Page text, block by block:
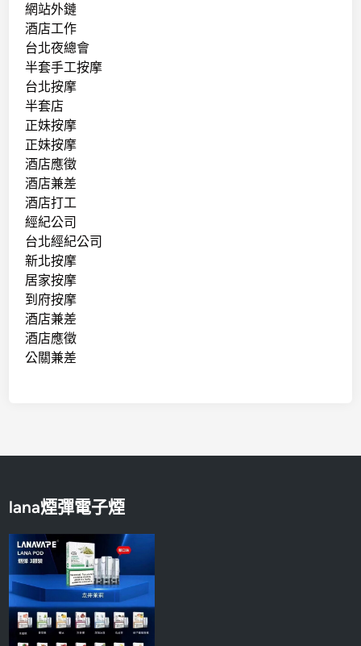
網站外鏈
酒店工作
台北夜總會
半套手工按摩
台北按摩
半套店
正妹按摩
正妹按摩
酒店應徵
酒店兼差
酒店打工
經紀公司
台北經紀公司
新北按摩
居家按摩
到府按摩
酒店兼差
酒店應徵
公關兼差
lana煙彈電子煙